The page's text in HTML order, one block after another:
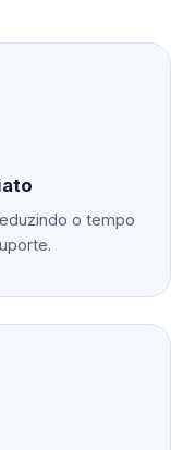
o tempo